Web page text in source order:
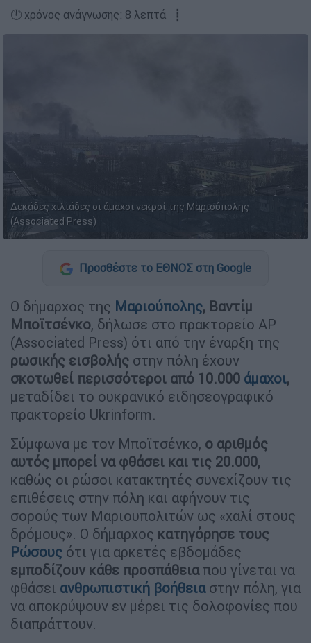
🕛 χρόνος ανάγνωσης: 8 λεπτά ┋
Δεκάδες χιλιάδες οι άμαχοι νεκροί της Μαριούπολης
(Associated Press)
Προσθέστε το ΕΘΝΟΣ στη Google
Ο δήμαρχος της Μαριούπολης, Βαντίμ
Μποϊτσένκο, δήλωσε στο πρακτορείο AP
(Associated Press) ότι από την έναρξη της
ρωσικής εισβολής στην πόλη έχουν
σκοτωθεί περισσότεροι από 10.000 άμαχοι,
μεταδίδει το ουκρανικό ειδησεογραφικό
πρακτορείο Ukrinform.
Σύμφωνα με τον Μποϊτσένκο, ο αριθμός
αυτός μπορεί να φθάσει και τις 20.000,
καθώς οι ρώσοι κατακτητές συνεχίζουν τις
επιθέσεις στην πόλη και αφήνουν τις
σορούς των Mαριουπολιτών ως «χαλί στους
δρόμους». O δήμαρχος κατηγόρησε τους
Ρώσους ότι για αρκετές εβδομάδες
εμποδίζουν κάθε προσπάθειαπου γίνεται να
φθάσει ανθρωπιστική βοήθειαστην πόλη, για
να αποκρύψουν εν μέρει τις δολοφονίες που
διαπράττουν.